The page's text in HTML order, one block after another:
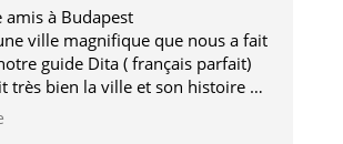
à Budapest
ville magnifique que nous a fait
guide Dita ( français parfait)
très bien la ville et son histoire et
d'accéder à des lieux